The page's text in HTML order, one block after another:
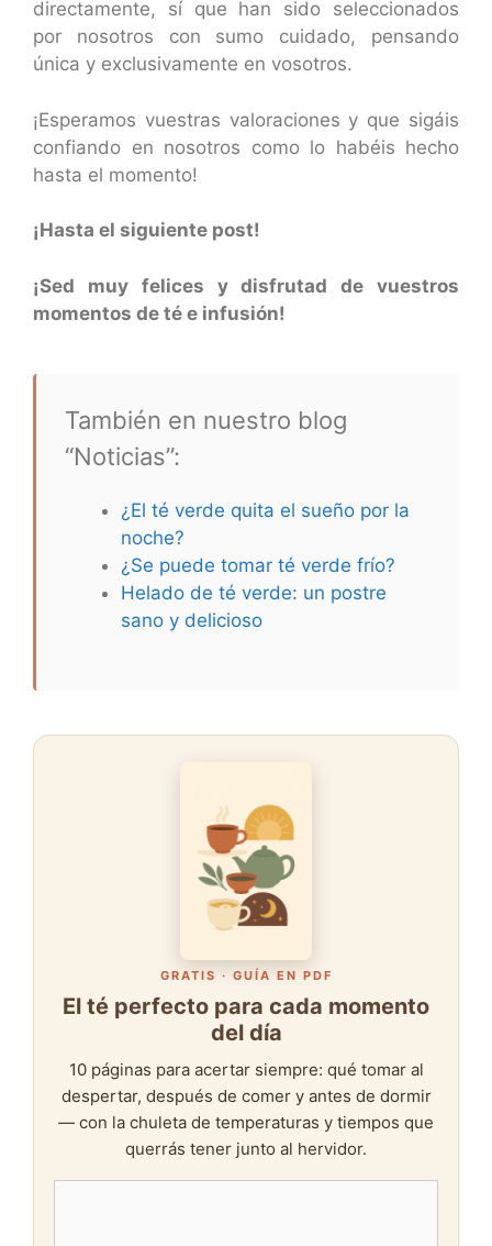
directamente, sí que han sido seleccionados
por nosotros con sumo cuidado, pensando
única y exclusivamente en vosotros.
¡Esperamos vuestras valoraciones y que sigáis
confiando en nosotros como lo habéis hecho
hasta el momento!
¡Hasta el siguiente post!
¡Sed muy felices y disfrutad de vuestros
momentos de té e infusión!
También en nuestro blog
“Noticias”:
¿El té verde quita el sueño por la
noche?
¿Se puede tomar té verde frío?
Helado de té verde: un postre
sano y delicioso
GRATIS · GUÍA EN PDF
El té perfecto para cada momento
del día
10 páginas para acertar siempre: qué tomar al
despertar, después de comer y antes de dormir
— con la chuleta de temperaturas y tiempos que
querrás tener junto al hervidor.